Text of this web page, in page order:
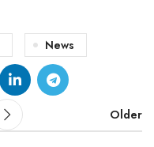
News
Older